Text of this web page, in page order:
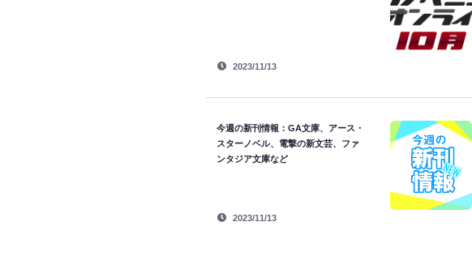
2023/11/13
今週の新刊情報：GA文庫、アース・
スターノベル、電撃の新文芸、ファ
ンタジア文庫など
2023/11/13